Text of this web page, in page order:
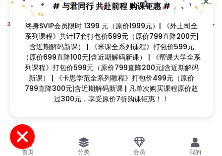
❅
❅
❅
❅
❅
❅
❅
❅
Copyright © 2023
- All rights reserved
本站支持课程资源互换，优质课程资源互换请联系微信在线客服：zkcw598 (备
注：课程互换)
闽ICP备2022077749号
首页 分类 会员 我的
# 与君同行 共赴前程 购课钜惠 #
终身SVIP会员限时 1399 元（原价1999元）| 《外土司全
系列课程》共计17套打包价599元（原价799直降200元|
含近期解码新课） | 《米课全系列课程》打包价599元
（原价699直降100元|含近期解码新课） | 《帮课大学全系
列课程》打包价599元（原价799直降200元|含近期解码
新课） | 《卡思学范全系列教程》打包价499元（原价
799直降300元|含近期解码新课 | 凡单次购买课程原价超
过300元，享受原价7折购课钜惠！！